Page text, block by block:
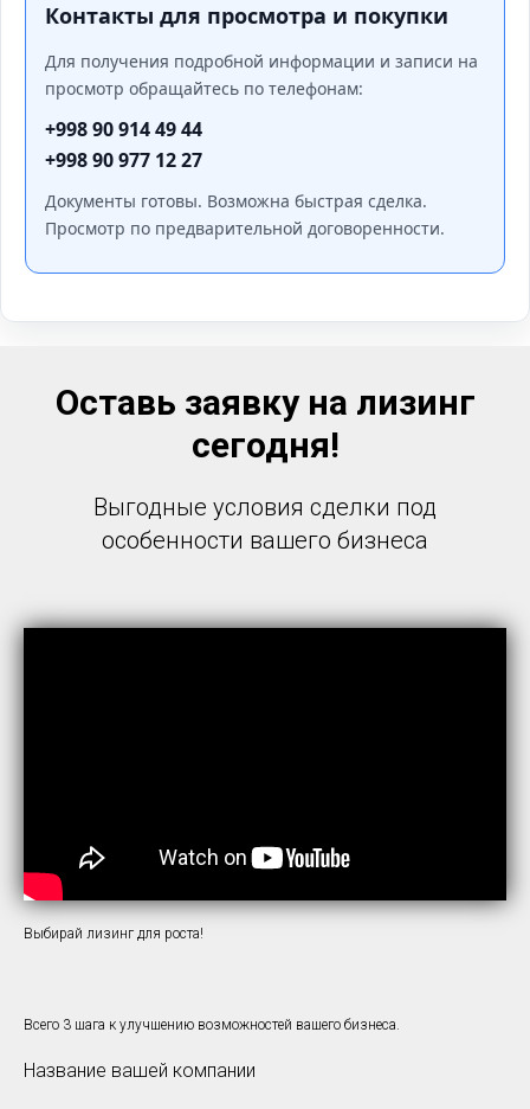
Контакты для просмотра и покупки
Для получения подробной информации и записи на
просмотр обращайтесь по телефонам:
+998 90 914 49 44
+998 90 977 12 27
Документы готовы. Возможна быстрая сделка.
Просмотр по предварительной договоренности.
Оставь заявку на лизинг
сегодня!
Выгодные условия сделки под
особенности вашего бизнеса
Выбирай лизинг для роста!
Всего 3 шага к улучшению возможностей вашего бизнеса.
Название вашей компании